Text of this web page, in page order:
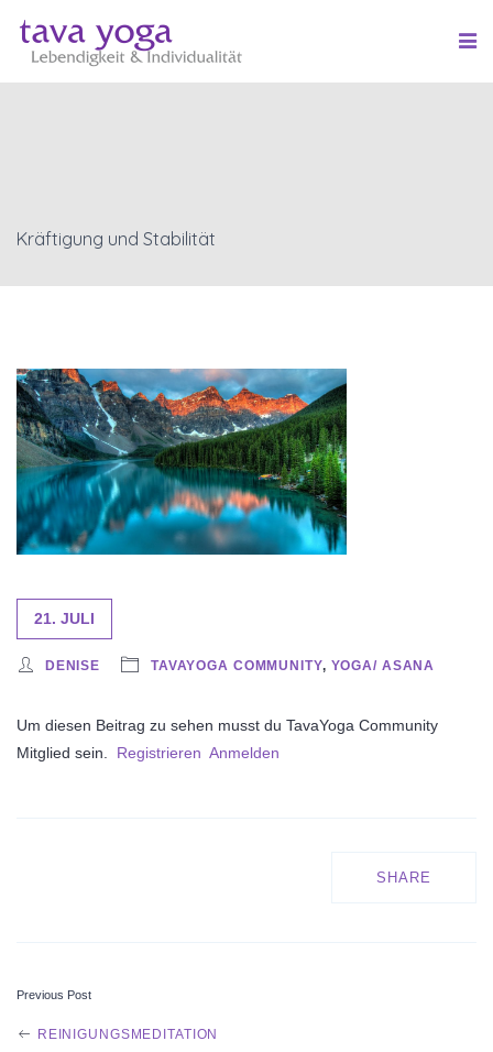
Kräftigung und Stabilität
21. JULI
DENISE TAVAYOGA COMMUNITY, YOGA/ ASANA
Um diesen Beitrag zu sehen musst du TavaYoga Community
Mitglied sein. Registrieren Anmelden
SHARE
Previous Post
REINIGUNGSMEDITATION